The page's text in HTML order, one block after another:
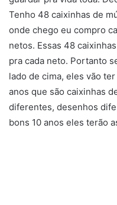
Tenho 48 caixinhas de
onde chego eu compro
netos. Essas 48
pra cada neto. Portanto
lado de cima, eles vão
anos que são caixinhas
diferentes, desenhos
bons 10 anos eles terão